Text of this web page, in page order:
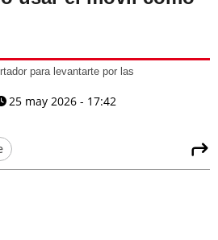
para levantarte por las
25 may 2026 - 17:42